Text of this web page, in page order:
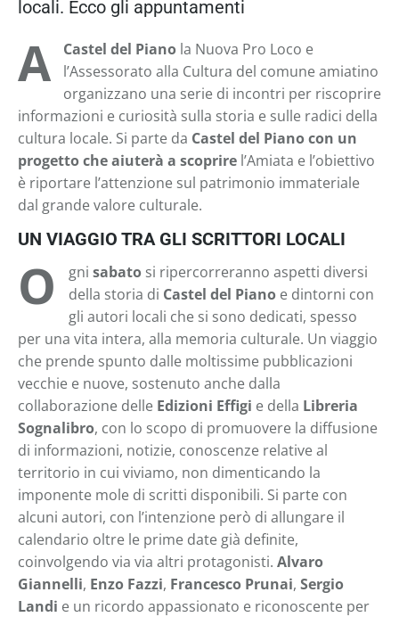
locali. Ecco gli appuntamenti
A Castel del Pianola Nuova Pro Loco e
l’Assessorato alla Cultura del comune amiatino
organizzano una serie di incontri per riscoprire
informazioni e curiosità sulla storia e sulle radici della
cultura locale. Si parte da Castel del Piano con un
progetto che aiuterà a scoprire l’Amiata e l’obiettivo
è riportare l’attenzione sul patrimonio immateriale
dal grande valore culturale.
UN VIAGGIO TRA GLI SCRITTORI LOCALI
O gni sabatosi ripercorreranno aspetti diversi
della storia di Castel del Pianoe dintorni con
gli autori locali che si sono dedicati, spesso
per una vita intera, alla memoria culturale. Un viaggio
che prende spunto dalle moltissime pubblicazioni
vecchie e nuove, sostenuto anche dalla
collaborazione delle Edizioni Effigi e della Libreria
Sognalibro, con lo scopo di promuovere la diffusione
di informazioni, notizie, conoscenze relative al
territorio in cui viviamo, non dimenticando la
imponente mole di scritti disponibili. Si parte con
alcuni autori, con l’intenzione però di allungare il
calendario oltre le prime date già definite,
coinvolgendo via via altri protagonisti. Alvaro
Giannelli, Enzo Fazzi, Francesco Prunai, Sergio
Landi e un ricordo appassionato e riconoscente per